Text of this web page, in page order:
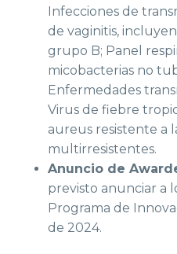
Infecciones de
de vaginitis,
grupo B; Panel
micobacterias no
Enfermedades
Virus de fiebre
aureus resistente a
multirresistentes.
Anuncio de
previsto anunciar a
Programa de
de 2024.